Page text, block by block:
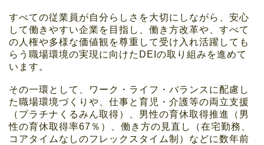
すべての従業員が自分らしさを大切にしながら、安心
して働きやすい企業を目指し、働き方改革や、すべて
の人権や多様な価値観を尊重して受け入れ活躍しても
らう職場環境の実現に向けたDEIの取り組みを進めて
います。
その一環として、ワーク・ライフ・バランスに配慮し
た職場環境づくりや、仕事と育児・介護等の両立支援
（プラチナくるみん取得）、男性の育休取得推進（男
性の育休取得率67％）、働き方の見直し（在宅勤務、
コアタイムなしのフレックスタイム制）などに数年前